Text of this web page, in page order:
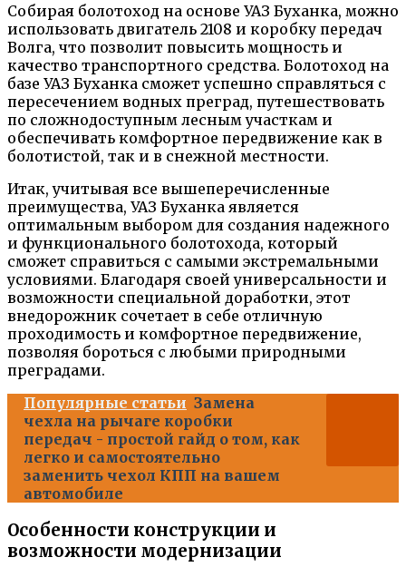
Собирая болотоход на основе УАЗ Буханка, можно
использовать двигатель 2108 и коробку передач
Волга, что позволит повысить мощность и
качество транспортного средства. Болотоход на
базе УАЗ Буханка сможет успешно справляться с
пересечением водных преград, путешествовать
по сложнодоступным лесным участкам и
обеспечивать комфортное передвижение как в
болотистой, так и в снежной местности.
Итак, учитывая все вышеперечисленные
преимущества, УАЗ Буханка является
оптимальным выбором для создания надежного
и функционального болотохода, который
сможет справиться с самыми экстремальными
условиями. Благодаря своей универсальности и
возможности специальной доработки, этот
внедорожник сочетает в себе отличную
проходимость и комфортное передвижение,
позволяя бороться с любыми природными
преградами.
Популярные статьи Замена
чехла на рычаге коробки
передач - простой гайд о том, как
легко и самостоятельно
заменить чехол КПП на вашем
автомобиле
Особенности конструкции и
возможности модернизации